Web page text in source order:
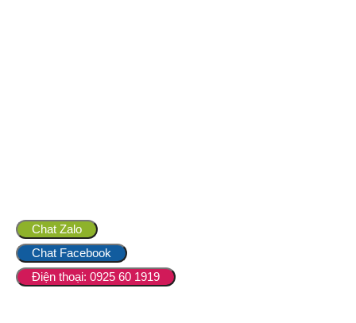
Chat Zalo
Chat Facebook
Điện thoại: 0925 60 1919